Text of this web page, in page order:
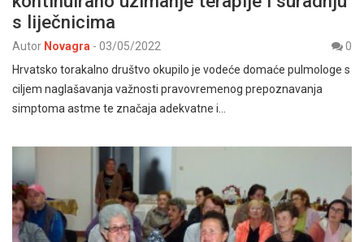
s liječnicima
Autor Novagra - 03/05/2022
0
Hrvatsko torakalno društvo okupilo je vodeće domaće pulmologe s
ciljem naglašavanja važnosti pravovremenog prepoznavanja
simptoma astme te značaja adekvatne i…